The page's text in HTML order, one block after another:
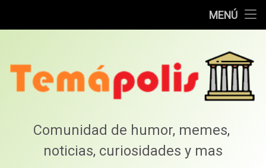
MENÚ
Lista de Megapost
Tabla de puntos
Comunidad de humor, memes,
noticias, curiosidades y mas